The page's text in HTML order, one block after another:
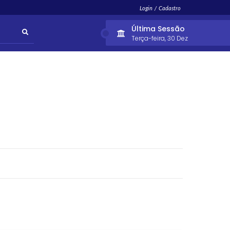
Login / Cadastro
Última Sessão
Terça-feira 30 Dez